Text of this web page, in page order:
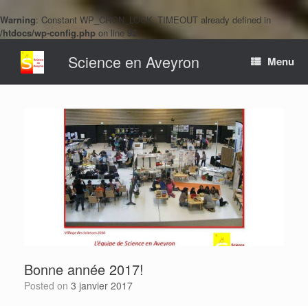
Warning: Constant WP_CRON_LOCK_TIMEOUT already defined in
/htdocs/wp-config.php on line93
content
Science en Aveyron Menu
Bonne année 2017!
Posted on 3 janvier 2017